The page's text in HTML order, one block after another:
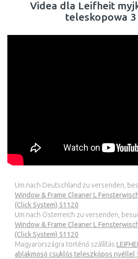
Videa dla Leifheit
teleskopowa 3
Um nach Deutschland zu versenden,
Window & Frame Cleaner L
(Click System) 51120
Um nach Österreich zu versenden,
Window & Frame Cleaner L
(Click System) 51120
Magyarországra történő szállítás
ablakmosó csuklós teleszkópos nyéllel